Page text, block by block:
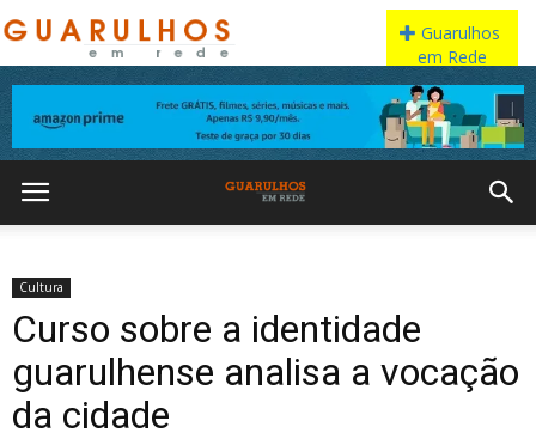
Cultura
Curso sobre a identidade
guarulhense analisa a vocação
da cidade